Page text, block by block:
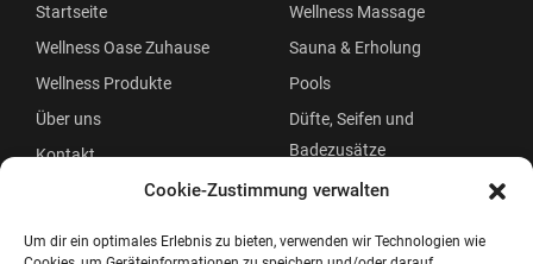
Cookie-Zustimmung verwalten
Um dir ein optimales Erlebnis zu bieten, verwenden wir Technologien wie
Startseite
Wellness Oase Zuhause
Wellness Produkte
Über uns
Kontakt
Wellness Massage
Sauna & Erholung
Pools
Düfte, Seifen und
Badezusätze
Beauty